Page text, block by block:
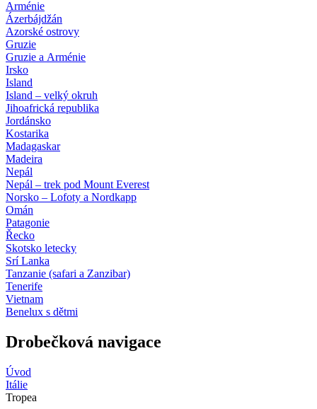
Arménie
Ázerbájdžán
Azorské ostrovy
Gruzie
Gruzie a Arménie
Irsko
Island
Island – velký okruh
Jihoafrická republika
Jordánsko
Kostarika
Madagaskar
Madeira
Nepál
Nepál – trek pod Mount Everest
Norsko – Lofoty a Nordkapp
Omán
Patagonie
Řecko
Skotsko letecky
Srí Lanka
Tanzanie (safari a Zanzibar)
Tenerife
Vietnam
Benelux s dětmi
Drobečková navigace
Úvod
Itálie
Tropea